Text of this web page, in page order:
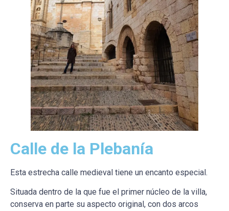
Calle de la Plebanía
Esta estrecha calle medieval tiene un encanto especial.
Situada dentro de la que fue el primer núcleo de la villa,
conserva en parte su aspecto original, con dos arcos